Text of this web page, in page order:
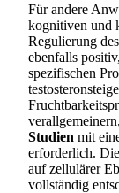
Für andere
kognitiven und
Regulierung
ebenfalls
spezifischen
Studien mit
erforderlich.
auf zellulärer
vollständig